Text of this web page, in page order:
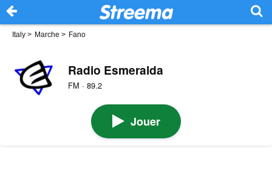
Italy > Marche > Fano
Radio Esmeralda
FM · 89.2
Jouer